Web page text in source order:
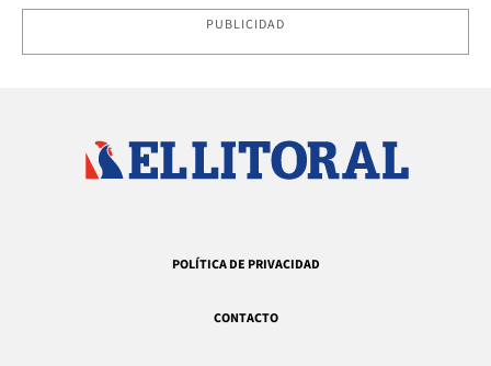
PUBLICIDAD
POLÍTICA DE PRIVACIDAD
CONTACTO